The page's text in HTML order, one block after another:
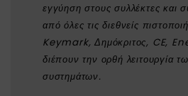
εγγύηση στους συλλέκτες και
από όλες τις διεθνείς
Keymark, Δημόκριτος, CE,
διέπουν την ορθή λειτουργία
συστημάτων.